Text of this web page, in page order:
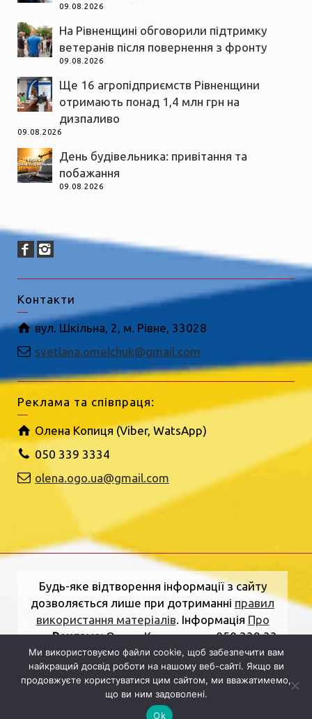
09.08.2026
На Рівненщині обговорили підтримку
ветеранів після повернення з фронту
09.08.2026
Ще 16 агропідприємств Рівненщини
отримають понад 1,4 млн грн на
дизпаливо
09.08.2026
День будівельника: привітання та
побажання
09.08.2026
Контакти
вул. Шкільна, 2, м. Рівне, 33028
svetlana.omelchuk@gmail.com
Реклама та співпраця:
Олена Копиця (Viber, WatsApp)
050 339 3334
olena.ogo.ua@gmail.com
Будь-яке відтворення інформації з сайту
дозволяється лише при дотриманні правил
використання матеріалів . Інформація Про
нас.Реклама:Олена Копиця, тел. 050 339 33
34
olena.ogo.ua@gmail.com.Адреса
редакції:вулиця Шкільна, 2, Рівне, Рівненська
область, 33000.Електронна пошта:
dolj.ogo@gmail.com
Ми використовуємо файли cookie, щоб забезпечити вам
найкращий досвід роботи на нашому веб-сайті. Якщо ви
продовжуєте користуватися цим сайтом, ми вважатимемо,
що ви ним задоволені.
Ok